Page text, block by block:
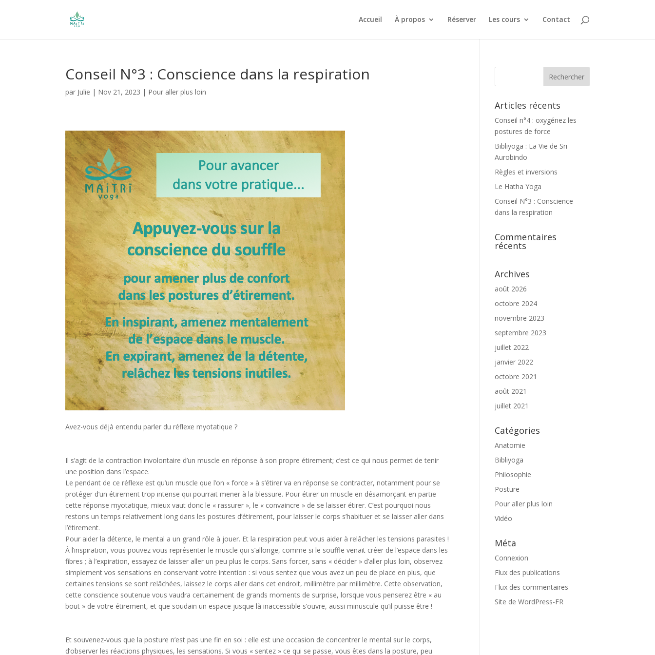
Accueil À propos Réserver Les cours Contact
Conseil N°3 : Conscience dans la respiration
par Julie | Nov 21, 2023 | Pour aller plus loin
Avez-vous déjà entendu parler du réflexe myotatique ?
Il s’agit de la contraction involontaire d’un muscle en réponse à son propre étirement; c’est ce qui nous permet de tenir
une position dans l’espace.
Le pendant de ce réflexe est qu’un muscle que l’on « force » à s’étirer va en réponse se contracter, notamment pour se
protéger d’un étirement trop intense qui pourrait mener à la blessure. Pour étirer un muscle en désamorçant en partie
cette réponse myotatique, mieux vaut donc le « rassurer », le « convaincre » de se laisser étirer. C’est pourquoi nous
restons un temps relativement long dans les postures d’étirement, pour laisser le corps s’habituer et se laisser aller dans
l’étirement.
Pour aider la détente, le mental a un grand rôle à jouer. Et la respiration peut vous aider à relâcher les tensions parasites !
À l’inspiration, vous pouvez vous représenter le muscle qui s’allonge, comme si le souffle venait créer de l’espace dans les
fibres ; à l’expiration, essayez de laisser aller un peu plus le corps. Sans forcer, sans « décider » d’aller plus loin, observez
simplement vos sensations en conservant votre intention : si vous sentez que vous avez un peu de place en plus, que
certaines tensions se sont relâchées, laissez le corps aller dans cet endroit, millimètre par millimètre. Cette observation,
cette conscience soutenue vous vaudra certainement de grands moments de surprise, lorsque vous penserez être « au
bout » de votre étirement, et que soudain un espace jusque là inaccessible s’ouvre, aussi minuscule qu’il puisse être !
Et souvenez-vous que la posture n’est pas une fin en soi : elle est une occasion de concentrer le mental sur le corps,
d’observer les réactions physiques, les sensations. Si vous « sentez » ce qui se passe, vous êtes dans la posture, peu
Articles récents
Conseil n°4 : oxygénez les
postures de force
Bibliyoga : La Vie de Sri
Aurobindo
Règles et inversions
Le Hatha Yoga
Conseil N°3 : Conscience
dans la respiration
Commentaires
récents
Archives
août 2026
octobre 2024
novembre 2023
septembre 2023
juillet 2022
janvier 2022
octobre 2021
août 2021
juillet 2021
Catégories
Anatomie
Bibliyoga
Philosophie
Posture
Pour aller plus loin
Vidéo
Méta
Connexion
Flux des publications
Flux des commentaires
Site de WordPress-FR